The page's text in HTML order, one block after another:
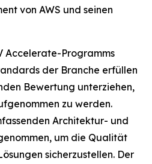
von AWS und seinen
Accelerate-Programms
der Branche erfüllen
Bewertung unterziehen,
zu werden.
Architektur- und
um die Qualität
sicherzustellen. Der